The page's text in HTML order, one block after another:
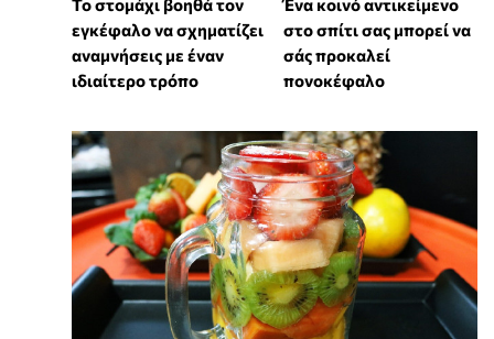
εγκέφαλο να σχηματίζει
αναμνήσεις με έναν
ιδιαίτερο τρόπο
στο σπίτι σας μπορεί να
σάς προκαλεί
πονοκέφαλο